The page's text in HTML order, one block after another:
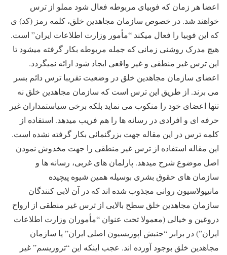
اعضا هر زمان که فوبیای مربوطه فعال شود مملو از ترس
خواهند شد. در خصوص سازمان مجاهدین خلق، کلمه رمز (کد) ی
که این فوبیا را فعال میکند “مأمور وزارت اطلاعات ایران” است.
هیچ مدرک روشنی زمانی که جمله مربوطه بکار گرفته میشود تا
این ترس غیر منطقی و غیر واقعی ایجاد شود ارائه نمیگردد.
اعضای سازمان مجاهدین خلق در وضعیت تقریبا ترس دائم بسر
می برند. از طریق این ترس است که سازمان مجاهدین خلق نه
تنها اعضای خود را منکوب می نماید بلکه برخی سیاستمداران غیر
حرفه ای و افرادی در رسانه ها را هم فریب میدهد. استفاده از
کلمه ترس در این مقاله جهت بزرگنمائی بکار گرفته نشده است.
این مقاله استفاده از ترس غیر منطقی را جهت مخدوش نمودن
اصل موضوع شرح میدهد. پارلمان های غربی، رسانه ها و
سازمان های حقوق بشری بوسیله همین شیوه پیچیده
مانیپولاسیون روانی مجذوب شده اند که در آن لابی کنندگان
سازمان مجاهدین خلق سطح بالایی از ترس غیر منطقی از ارواح
دروغین و خیالی (معمولا تحت عنوان “مأموران وزارت اطلاعات
ایران”) در برابر “جنبش اپوزیسیون اصلی ایران” یا سازمان
مجاهدین خلق بوجود آورده اند. عجب اینکه این “تروریسم” غیر